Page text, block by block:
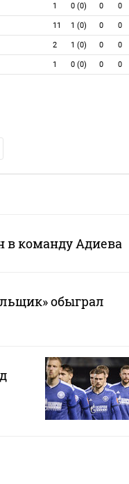
1 0 (0) 0 0
11 1 (0) 0 0
2 1 (0) 0 0
1 0 (0) 0 0
в команду Адиева
обыграл